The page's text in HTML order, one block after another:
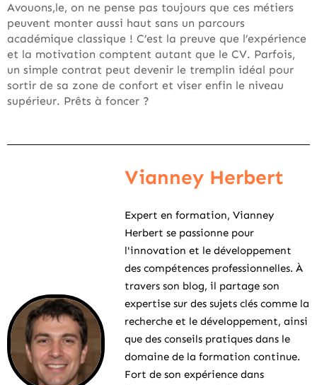
Avouons,le, on ne pense pas toujours que ces métiers
peuvent monter aussi haut sans un parcours
académique classique ! C’est la preuve que l’expérience
et la motivation comptent autant que le CV. Parfois,
un simple contrat peut devenir le tremplin idéal pour
sortir de sa zone de confort et viser enfin le niveau
supérieur. Prêts à foncer ?
Vianney Herbert
Expert en formation, Vianney
Herbert se passionne pour
l'innovation et le développement
des compétences professionnelles. À
travers son blog, il partage son
expertise sur des sujets clés comme la
recherche et le développement, ainsi
que des conseils pratiques dans le
domaine de la formation continue.
Fort de son expérience dans